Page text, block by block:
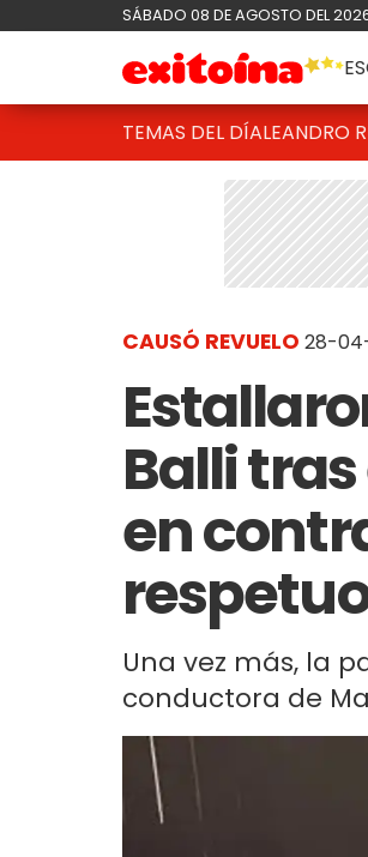
SÁBADO 08 DE AGOSTO DEL
TEMAS DEL DÍALEANDRO
CAUSÓ REVUELO 28-
Balli
en
Una vez más, la
conductora de